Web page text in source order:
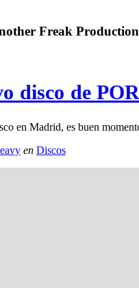
Freak Production
disco de
en Madrid, es buen
en Discos